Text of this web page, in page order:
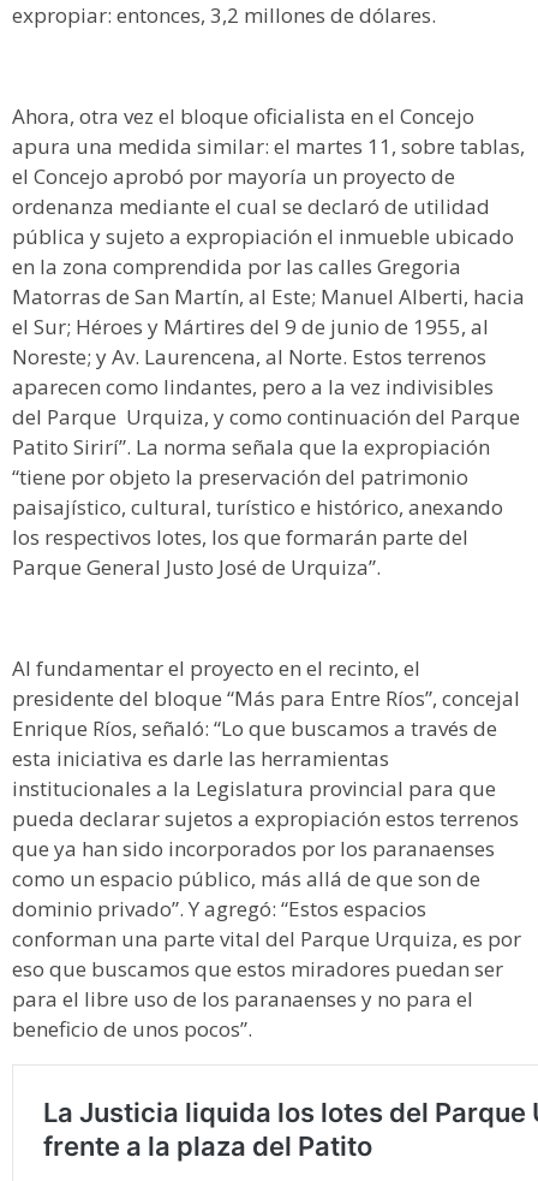
expropiar: entonces, 3,2 millones de dólares.
Ahora, otra vez el bloque oficialista en el Concejo
apura una medida similar: el martes 11, sobre tablas,
el Concejo aprobó por mayoría un proyecto de
ordenanza mediante el cual se declaró de utilidad
pública y sujeto a expropiación el inmueble ubicado
en la zona comprendida por las calles Gregoria
Matorras de San Martín, al Este; Manuel Alberti, hacia
el Sur; Héroes y Mártires del 9 de junio de 1955, al
Noreste; y Av. Laurencena, al Norte. Estos terrenos
aparecen como lindantes, pero a la vez indivisibles
del Parque Urquiza, y como continuación del Parque
Patito Sirirí”. La norma señala que la expropiación
“tiene por objeto la preservación del patrimonio
paisajístico, cultural, turístico e histórico, anexando
los respectivos lotes, los que formarán parte del
Parque General Justo José de Urquiza”.
Al fundamentar el proyecto en el recinto, el
presidente del bloque “Más para Entre Ríos”, concejal
Enrique Ríos, señaló: “Lo que buscamos a través de
esta iniciativa es darle las herramientas
institucionales a la Legislatura provincial para que
pueda declarar sujetos a expropiación estos terrenos
que ya han sido incorporados por los paranaenses
como un espacio público, más allá de que son de
dominio privado”. Y agregó: “Estos espacios
conforman una parte vital del Parque Urquiza, es por
eso que buscamos que estos miradores puedan ser
para el libre uso de los paranaenses y no para el
beneficio de unos pocos”.